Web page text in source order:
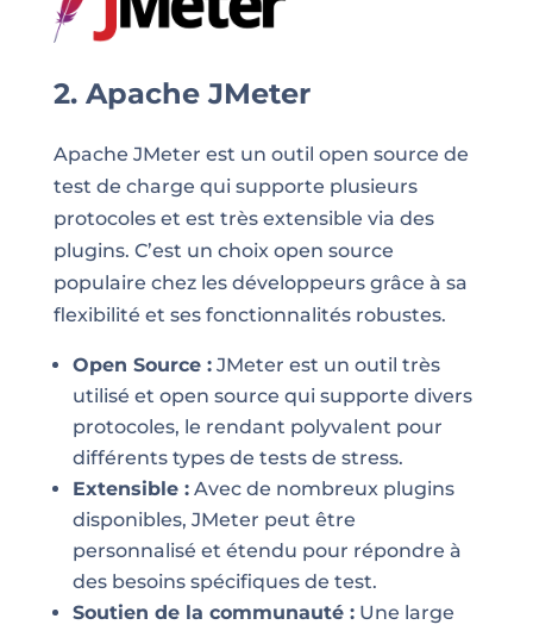
2. Apache JMeter
Apache JMeter est un outil open source de
test de charge qui supporte plusieurs
protocoles et est très extensible via des
plugins. C’est un choix open source
populaire chez les développeurs grâce à sa
flexibilité et ses fonctionnalités robustes.
Open Source :JMeter est un outil très
utilisé et open source qui supporte divers
protocoles, le rendant polyvalent pour
différents types de tests de stress.
Extensible :Avec de nombreux plugins
disponibles, JMeter peut être
personnalisé et étendu pour répondre à
des besoins spécifiques de test.
Soutien de la communauté :Une large